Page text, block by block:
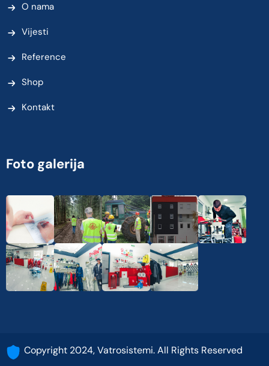
O nama
Vijesti
Reference
Shop
Kontakt
Foto galerija
Copyright 2024, Vatrosistemi. All Rights Reserved